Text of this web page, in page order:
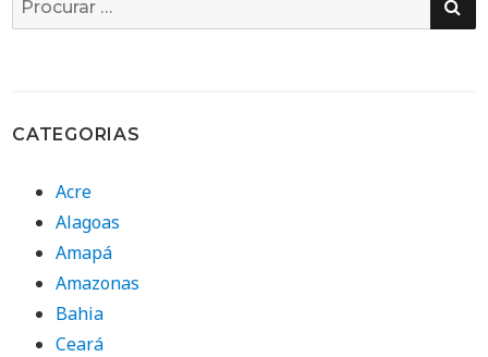
por:
CATEGORIAS
Acre
Alagoas
Amapá
Amazonas
Bahia
Ceará